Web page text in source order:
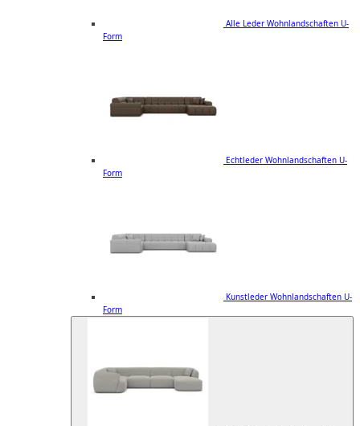
Alle Leder Wohnlandschaften U-
Form
Echtleder Wohnlandschaften U-
Form
Kunstleder Wohnlandschaften U-
Form